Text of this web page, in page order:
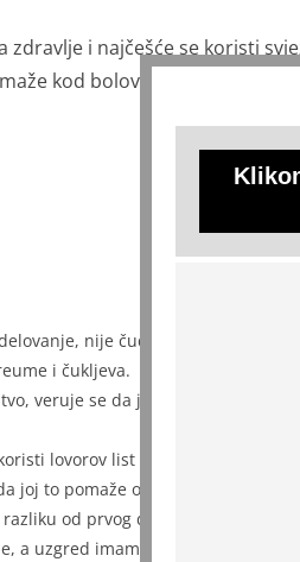
i najčešće se koristi
kod bolova u nogama i
nije čudo što ga mnogi
i čukljeva.
veruje se da je lovor odličan u
lovorov list za bol u nogama i
joj to pomaže otklanjanju bola.
od prvog dana – napisala je
a uzgred imam i proširene vene.